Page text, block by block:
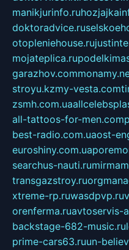
manikjurinfo.ru
doktoradvice.ru
otopleniehouse.ru
mojateplica.ru
garazhov.com
stroyu.kzmy-vesta.com
zsmh.com.ua
all-tattoos-for-men.com
best-radio.com.uaost-
euroshiny.com.ua
searchus-nauti.ru
transgazstroy.ru
xtreme-rp.ruwasdpvp.ru
orenferma.ruavtoservis-
backstage-682-music.ru
prime-cars63.ruun-